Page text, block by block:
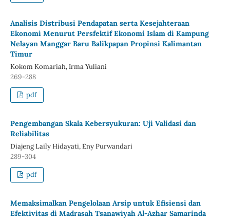
Analisis Distribusi Pendapatan serta Kesejahteraan
Ekonomi Menurut Persfektif Ekonomi Islam di Kampung
Nelayan Manggar Baru Balikpapan Propinsi Kalimantan
Timur
Kokom Komariah, Irma Yuliani
269-288
pdf
Pengembangan Skala Kebersyukuran: Uji Validasi dan
Reliabilitas
Diajeng Laily Hidayati, Eny Purwandari
289-304
pdf
Memaksimalkan Pengelolaan Arsip untuk Efisiensi dan
Efektivitas di Madrasah Tsanawiyah Al-Azhar Samarinda